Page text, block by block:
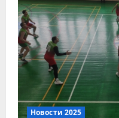
Новости 2025
2